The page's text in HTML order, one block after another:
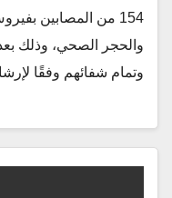
154 من المصابين
والحجر الصحي، وذلك بعد
وتمام شفائهم وفقًا